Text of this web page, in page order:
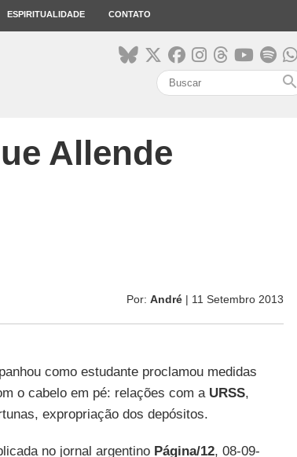
ESPIRITUALIDADE CONTATO
search
Allende
Por: André| 11 Setembro 2013
como estudante proclamou medidas
o cabelo em pé: relações com a URSS,
expropriação dos depósitos.
no jornal argentino Página/12, 08-09-